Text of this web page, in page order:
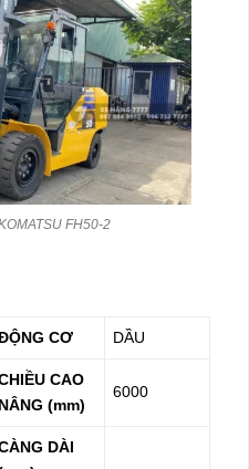
FH50-2
CƠ DẦU
CAO
NÂNG (mm)
6000
DÀI